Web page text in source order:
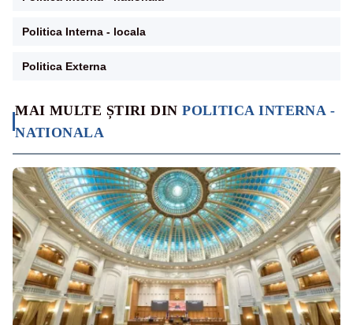
MAI MULTE ȘTIRI DINPOLITICA INTERNA -
NATIONALA
Politica Interna - locala
Politica Externa